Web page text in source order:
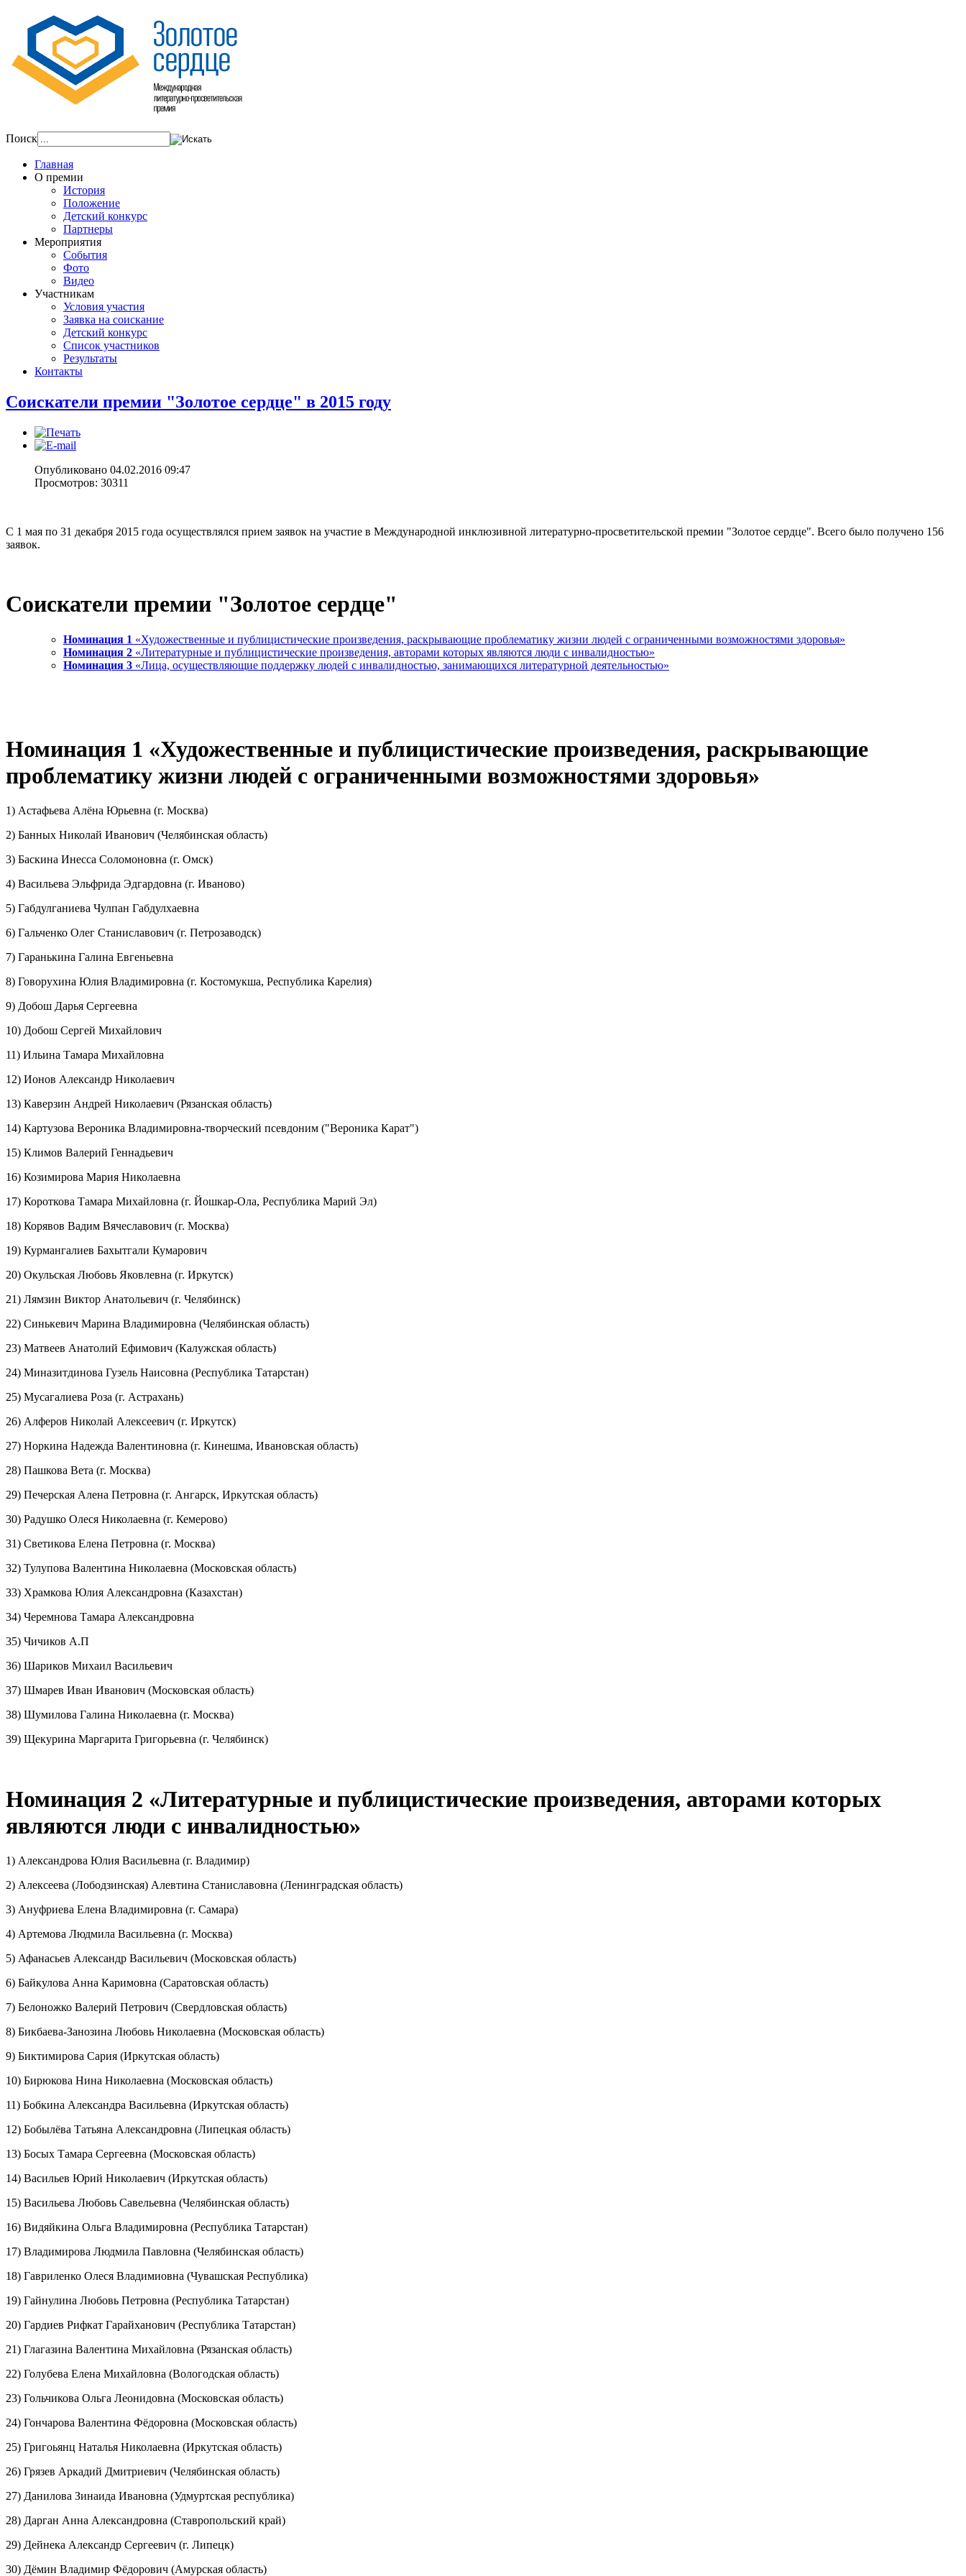
Поиск
Главная
О премии
История
Положение
Детский конкурс
Партнеры
Мероприятия
События
Фото
Видео
Участникам
Условия участия
Заявка на соискание
Детский конкурс
Список участников
Результаты
Контакты
Соискатели премии "Золотое сердце" в 2015 году
Опубликовано 04.02.2016 09:47
Просмотров: 30311
С 1 мая по 31 декабря 2015 года осуществлялся прием заявок на участие в Международной инклюзивной литературно-просветительской премии "Золотое сердце". Всего было получено 156
заявок.
Соискатели премии "Золотое сердце"
Номинация 1 «Художественные и публицистические произведения, раскрывающие проблематику жизни людей с ограниченными возможностями здоровья»
Номинация 2 «Литературные и публицистические произведения, авторами которых являются люди с инвалидностью»
Номинация 3 «Лица, осуществляющие поддержку людей с инвалидностью, занимающихся литературной деятельностью»
Номинация 1 «Художественные и публицистические произведения, раскрывающие
проблематику жизни людей с ограниченными возможностями здоровья»
1) Астафьева Алёна Юрьевна (г. Москва)
2) Банных Николай Иванович (Челябинская область)
3) Баскина Инесса Соломоновна (г. Омск)
4) Васильева Эльфрида Эдгардовна (г. Иваново)
5) Габдулганиева Чулпан Габдулхаевна
6) Гальченко Олег Станиславович (г. Петрозаводск)
7) Гаранькина Галина Евгеньевна
8) Говорухина Юлия Владимировна (г. Костомукша, Республика Карелия)
9) Добош Дарья Сергеевна
10) Добош Сергей Михайлович
11) Ильина Тамара Михайловна
12) Ионов Александр Николаевич
13) Каверзин Андрей Николаевич (Рязанская область)
14) Картузова Вероника Владимировна-творческий псевдоним ("Вероника Карат")
15) Климов Валерий Геннадьевич
16) Козимирова Мария Николаевна
17) Короткова Тамара Михайловна (г. Йошкар-Ола, Республика Марий Эл)
18) Корявов Вадим Вячеславович (г. Москва)
19) Курмангалиев Бахытгали Кумарович
20) Окульская Любовь Яковлевна (г. Иркутск)
21) Лямзин Виктор Анатольевич (г. Челябинск)
22) Синькевич Марина Владимировна (Челябинская область)
23) Матвеев Анатолий Ефимович (Калужская область)
24) Миназитдинова Гузель Наисовна (Республика Татарстан)
25) Мусагалиева Роза (г. Астрахань)
26) Алферов Николай Алексеевич (г. Иркутск)
27) Норкина Надежда Валентиновна (г. Кинешма, Ивановская область)
28) Пашкова Вета (г. Москва)
29) Печерская Алена Петровна (г. Ангарск, Иркутская область)
30) Радушко Олеся Николаевна (г. Кемерово)
31) Светикова Елена Петровна (г. Москва)
32) Тулупова Валентина Николаевна (Московская область)
33) Храмкова Юлия Александровна (Казахстан)
34) Черемнова Тамара Александровна
35) Чичиков А.П
36) Шариков Михаил Васильевич
37) Шмарев Иван Иванович (Московская область)
38) Шумилова Галина Николаевна (г. Москва)
39) Щекурина Маргарита Григорьевна (г. Челябинск)
Номинация 2 «Литературные и публицистические произведения, авторами которых
являются люди с инвалидностью»
1) Александрова Юлия Васильевна (г. Владимир)
2) Алексеева (Лободзинская) Алевтина Станиславовна (Ленинградская область)
3) Ануфриева Елена Владимировна (г. Самара)
4) Артемова Людмила Васильевна (г. Москва)
5) Афанасьев Александр Васильевич (Московская область)
6) Байкулова Анна Каримовна (Саратовская область)
7) Белоножко Валерий Петрович (Свердловская область)
8) Бикбаева-Занозина Любовь Николаевна (Московская область)
9) Биктимирова Сария (Иркутская область)
10) Бирюкова Нина Николаевна (Московская область)
11) Бобкина Александра Васильевна (Иркутская область)
12) Бобылёва Татьяна Александровна (Липецкая область)
13) Босых Тамара Сергеевна (Московская область)
14) Васильев Юрий Николаевич (Иркутская область)
15) Васильева Любовь Савельевна (Челябинская область)
16) Видяйкина Ольга Владимировна (Республика Татарстан)
17) Владимирова Людмила Павловна (Челябинская область)
18) Гавриленко Олеся Владимиовна (Чувашская Республика)
19) Гайнулина Любовь Петровна (Республика Татарстан)
20) Гардиев Рифкат Гарайханович (Республика Татарстан)
21) Глагазина Валентина Михайловна (Рязанская область)
22) Голубева Елена Михайловна (Вологодская область)
23) Гольчикова Ольга Леонидовна (Московская область)
24) Гончарова Валентина Фёдоровна (Московская область)
25) Григоьянц Наталья Николаевна (Иркутская область)
26) Грязев Аркадий Дмитриевич (Челябинская область)
27) Данилова Зинаида Ивановна (Удмуртская республика)
28) Дарган Анна Александровна (Ставропольский край)
29) Дейнека Александр Сергеевич (г. Липецк)
30) Дёмин Владимир Фёдорович (Амурская область)